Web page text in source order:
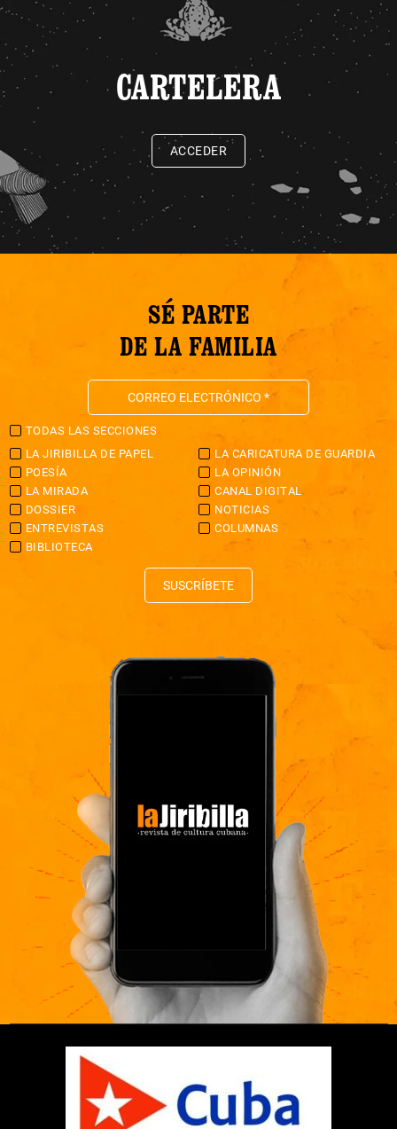
CARTELERA
ACCEDER
SÉ PARTE
DE LA FAMILIA
TODAS LAS SECCIONES
LA JIRIBILLA DE PAPEL
LA CARICATURA DE GUARDIA
POESÍA
LA OPINIÓN
LA MIRADA
CANAL DIGITAL
DOSSIER
NOTICIAS
ENTREVISTAS
COLUMNAS
BIBLIOTECA
SUSCRÍBETE